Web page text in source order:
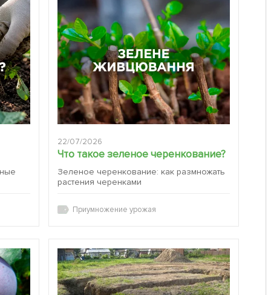
22/07/2026
Что такое зеленое черенкование?
Зеленое черенкование: как размножать
растения черенками
Приумножение урожая